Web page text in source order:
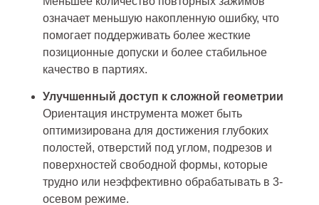
означает меньшую накопленную ошибку, что
помогает поддерживать более жесткие
позиционные допуски и более стабильное
качество в партиях.
Улучшенный доступ к сложной геометрии
Ориентация инструмента может быть
оптимизирована для достижения глубоких
полостей, отверстий под углом, подрезов и
поверхностей свободной формы, которые
трудно или неэффективно обрабатывать в 3-
осевом режиме.